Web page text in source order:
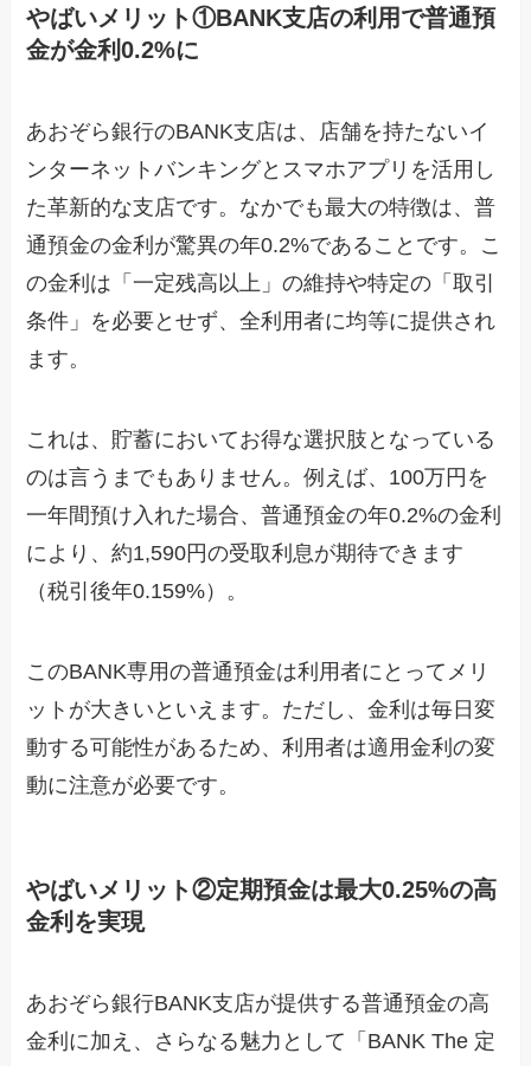
やばいメリット①BANK支店の利用で普通預
金が金利0.2%に
あおぞら銀行のBANK支店は、店舗を持たないイ
ンターネットバンキングとスマホアプリを活用し
た革新的な支店です。なかでも最大の特徴は、普
通預金の金利が驚異の年0.2%であることです。こ
の金利は「一定残高以上」の維持や特定の「取引
条件」を必要とせず、全利用者に均等に提供され
ます。
これは、貯蓄においてお得な選択肢となっている
のは言うまでもありません。例えば、100万円を
一年間預け入れた場合、普通預金の年0.2%の金利
により、約1,590円の受取利息が期待できます
（税引後年0.159%）。
このBANK専用の普通預金は利用者にとってメリ
ットが大きいといえます。ただし、金利は毎日変
動する可能性があるため、利用者は適用金利の変
動に注意が必要です。
やばいメリット②定期預金は最大0.25%の高
金利を実現
あおぞら銀行BANK支店が提供する普通預金の高
金利に加え、さらなる魅力として「BANK The 定